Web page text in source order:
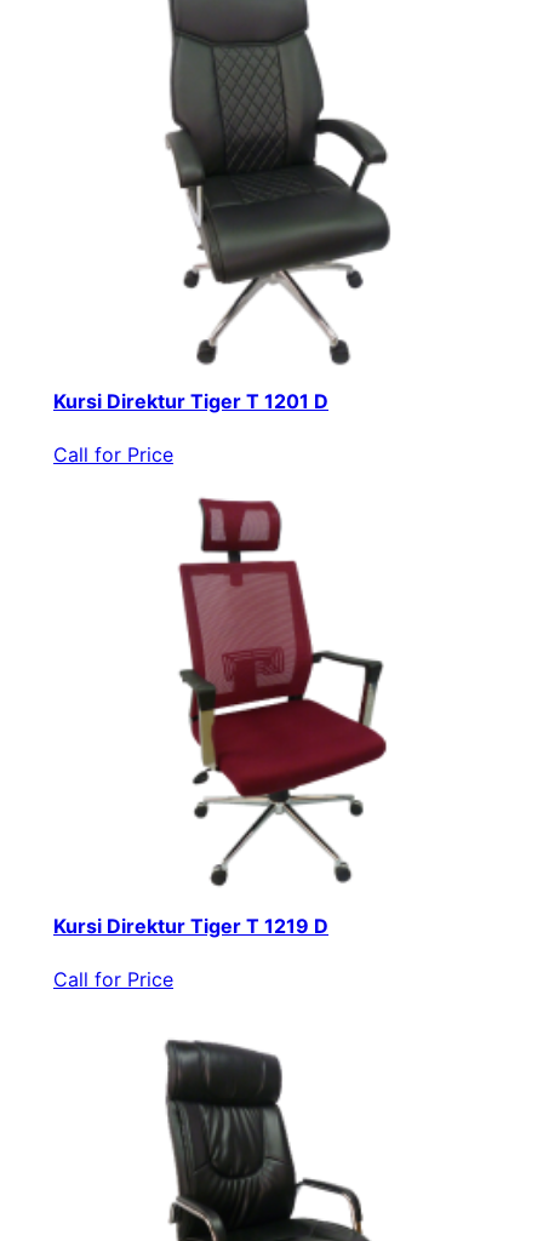
Kursi Direktur Tiger T 1201 D
Call for Price
Kursi Direktur Tiger T 1219 D
Call for Price